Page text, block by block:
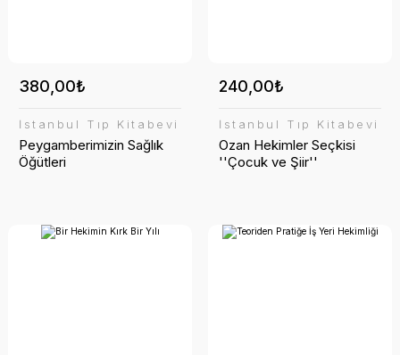
380,00₺
İstanbul Tıp Kitabevi
Peygamberimizin Sağlık
Öğütleri
240,00₺
İstanbul Tıp Kitabevi
Ozan Hekimler Seçkisi
''Çocuk ve Şiir''